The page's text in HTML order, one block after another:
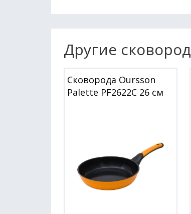
Другие
Сковорода Oursson
Palette PF2622C 26 см